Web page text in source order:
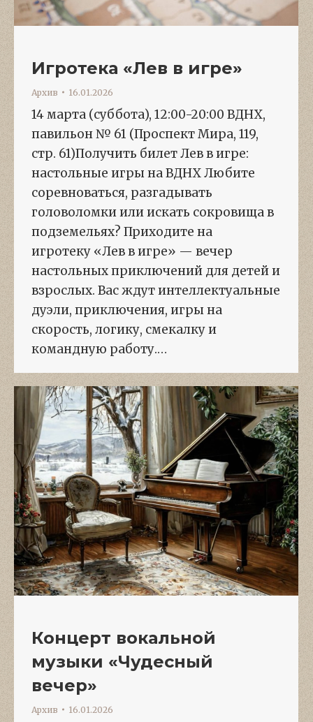
Игротека «Лев в игре»
Архив 16.01.2026
14 марта (суббота), 12:00-20:00 ВДНХ,
павильон № 61 (Проспект Мира, 119,
стр. 61)Получить билет Лев в игре:
настольные игры на ВДНХ Любите
соревноваться, разгадывать
головоломки или искать сокровища в
подземельях? Приходите на
игротеку «Лев в игре» — вечер
настольных приключений для детей и
взрослых. Вас ждут интеллектуальные
дуэли, приключения, игры на
скорость, логику, смекалку и
командную работу.…
Концерт вокальной
музыки «Чудесный
вечер»
Архив 16.01.2026